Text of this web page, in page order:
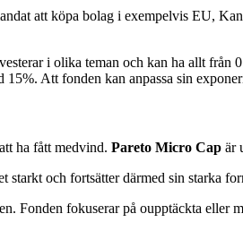
att köpa bolag i exempelvis EU,
i olika teman och kan ha allt från
Att fonden kan anpassa sin
ha fått medvind. Pareto Micro Cap är
starkt och fortsätter därmed sin starka
Fonden fokuserar på oupptäckta eller